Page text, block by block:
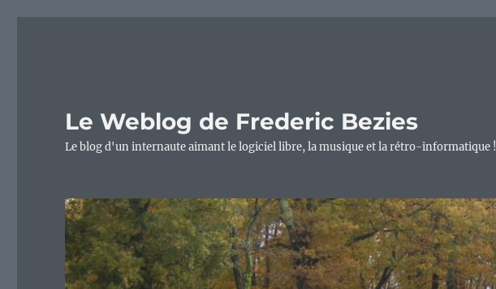
Le Weblog de Frederic Bezies
Le blog d'un internaute aimant le logiciel libre, la musique et la rétro-informatique !